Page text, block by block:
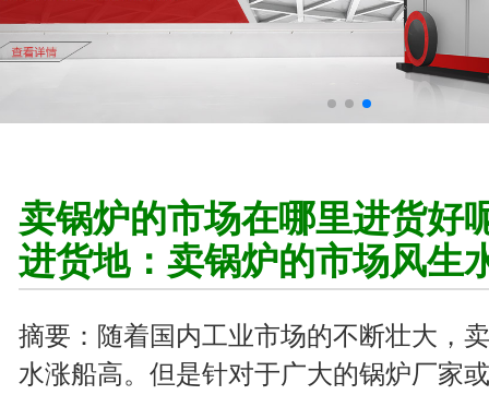
卖锅炉的市场在哪里进货好
进货地：卖锅炉的市场风生
摘要：随着国内工业市场的不断壮大，
水涨船高。但是针对于广大的锅炉厂家